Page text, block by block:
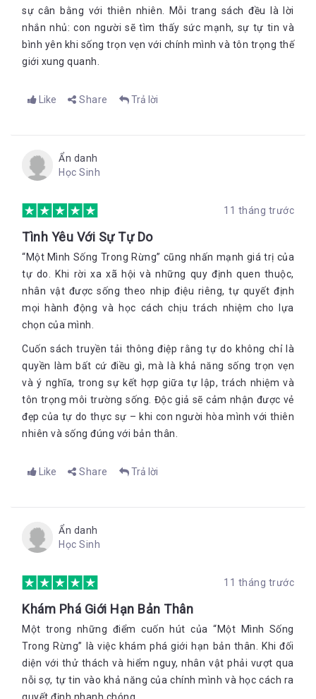
sự cân bằng với thiên nhiên. Mỗi trang sách đều là lời
nhắn nhủ: con người sẽ tìm thấy sức mạnh, sự tự tin và
bình yên khi sống trọn vẹn với chính mình và tôn trọng thế
giới xung quanh.
Like Share Trả lời
Ẩn danh
Học Sinh
11 tháng trước
Tình Yêu Với Sự Tự Do
“Một Mình Sống Trong Rừng” cũng nhấn mạnh giá trị của
tự do. Khi rời xa xã hội và những quy định quen thuộc,
nhân vật được sống theo nhịp điệu riêng, tự quyết định
mọi hành động và học cách chịu trách nhiệm cho lựa
chọn của mình.
Cuốn sách truyền tải thông điệp rằng tự do không chỉ là
quyền làm bất cứ điều gì, mà là khả năng sống trọn vẹn
và ý nghĩa, trong sự kết hợp giữa tự lập, trách nhiệm và
tôn trọng môi trường sống. Độc giả sẽ cảm nhận được vẻ
đẹp của tự do thực sự – khi con người hòa mình với thiên
nhiên và sống đúng với bản thân.
Like Share Trả lời
Ẩn danh
Học Sinh
11 tháng trước
Khám Phá Giới Hạn Bản Thân
Một trong những điểm cuốn hút của “Một Mình Sống
Trong Rừng” là việc khám phá giới hạn bản thân. Khi đối
diện với thử thách và hiểm nguy, nhân vật phải vượt qua
nỗi sợ, tự tin vào khả năng của chính mình và học cách ra